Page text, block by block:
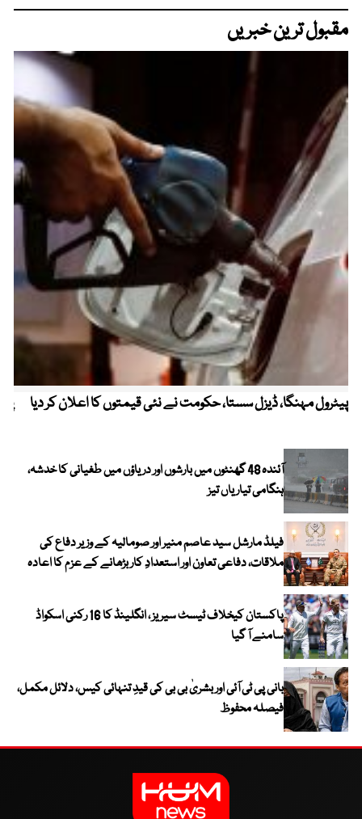
مقبول ترین خبریں
پیٹرول مہنگا، ڈیزل سستا، حکومت نے نئی قیمتوں کا اعلان کر دیا
آئندہ 48 گھنٹوں میں بارشوں اور دریاؤں میں طغیانی کا خدشہ،
ہنگامی تیاریاں تیز
فیلڈ مارشل سید عاصم منیر اور صومالیہ کے وزیر دفاع کی
ملاقات، دفاعی تعاون اور استعدادِ کار بڑھانے کے عزم کا اعادہ
پاکستان کیخلاف ٹیسٹ سیریز ، انگلینڈ کا 16 رکنی اسکواڈ
سامنے آ گیا
بانی پی ٹی آئی اور بشریٰ بی بی کی قیدِ تنہائی کیس، دلائل مکمل،
فیصلہ محفوظ